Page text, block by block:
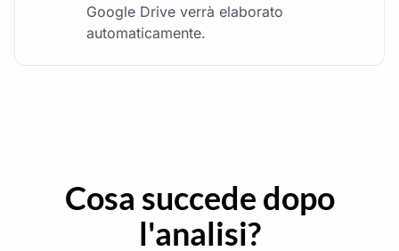
Google Drive verrà elaborato
automaticamente.
Cosa succede dopo
l'analisi?